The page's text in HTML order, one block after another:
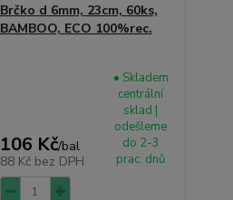
Brčko d 6mm, 23cm, 60ks,
BAMBOO, ECO 100%rec.
106 Kč/bal
88 Kč bez DPH
• Skladem
centrální
sklad |
odešleme
do 2-3
prac. dnů